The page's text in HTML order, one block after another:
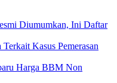
Diumumkan, Ini Daftar
Kasus Pemerasan
Harga BBM Non